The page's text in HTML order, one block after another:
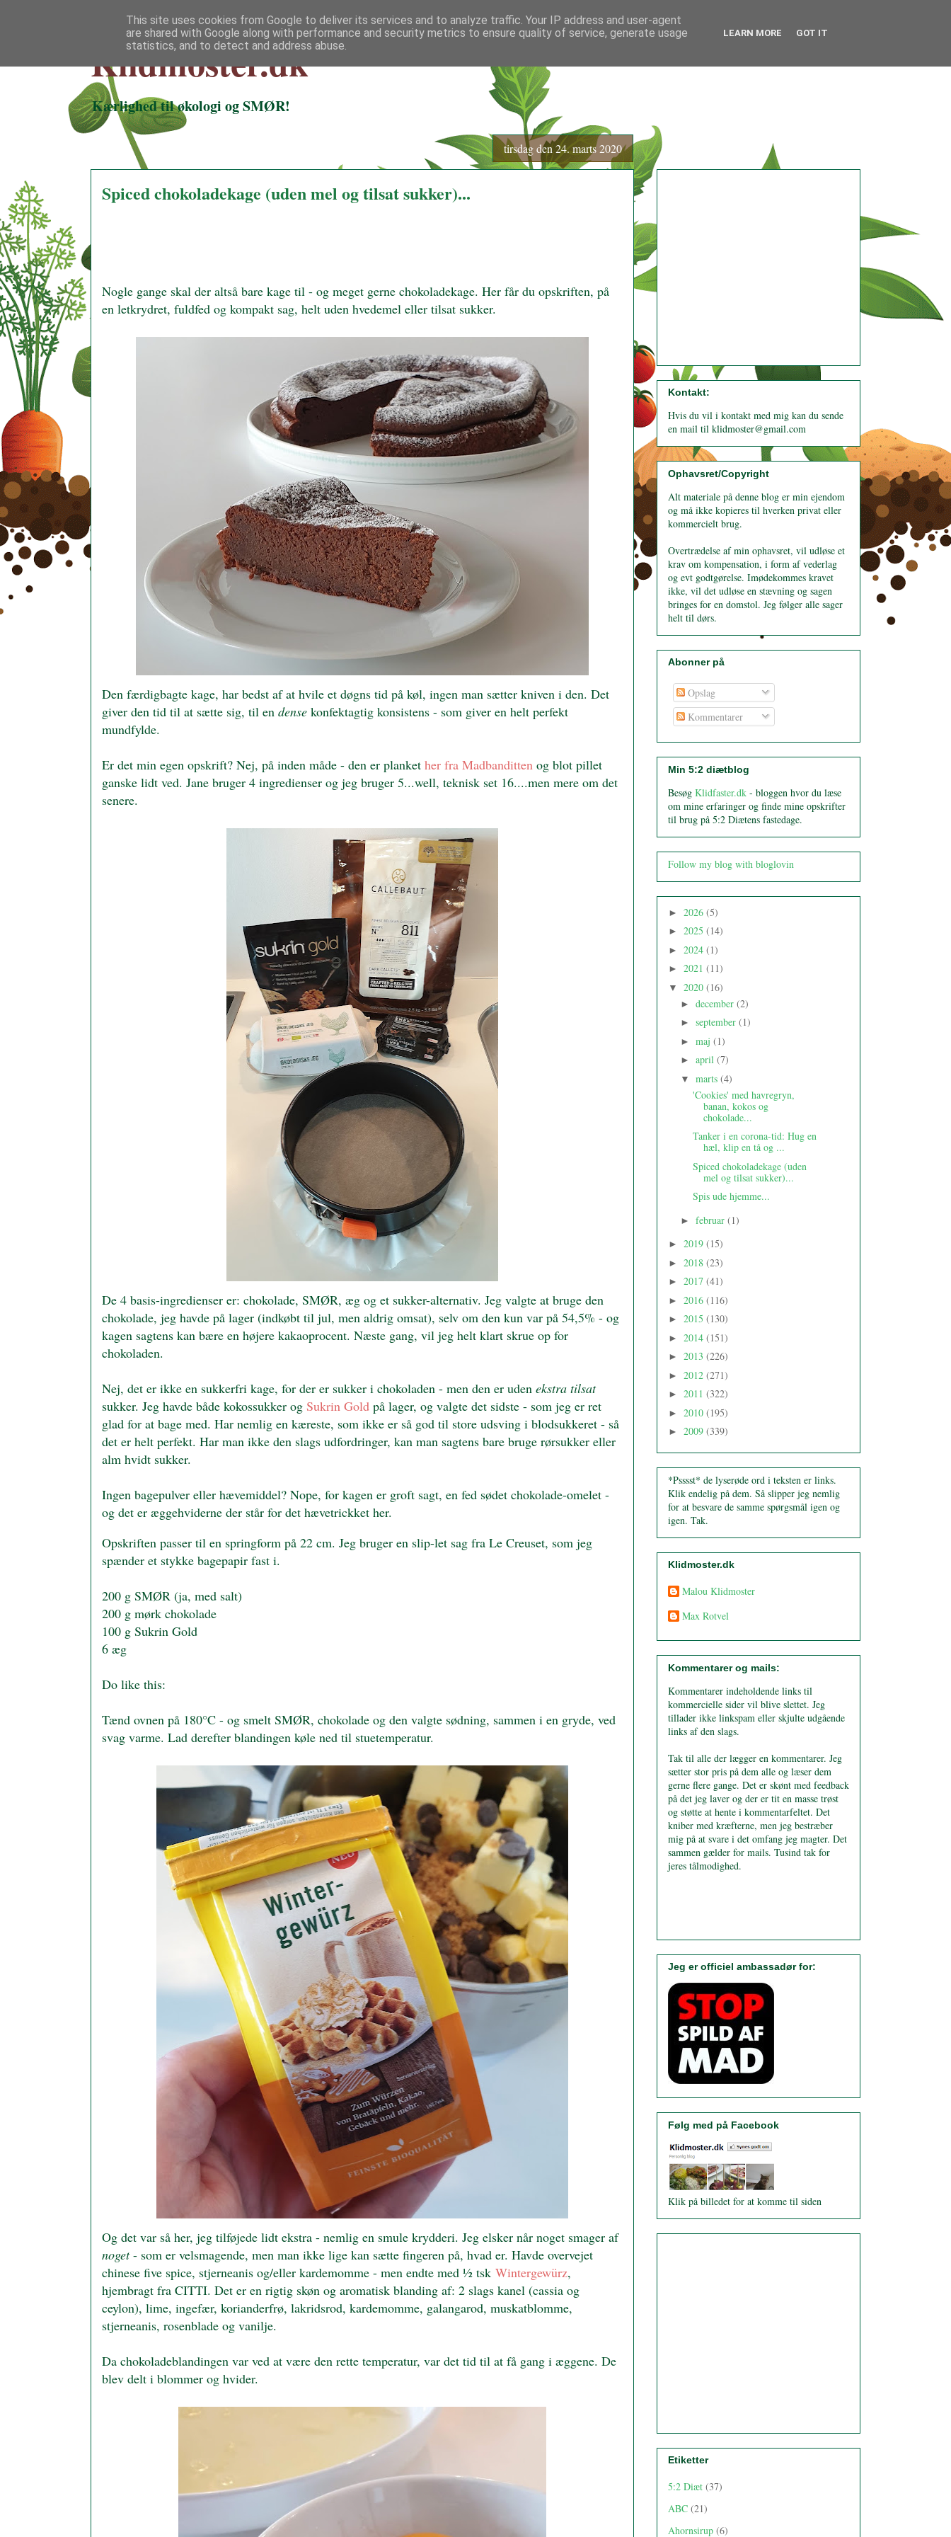
Klidmoster.dk
Kærlighed til økologi og SMØR!
tirsdag den 24. marts 2020
Spiced chokoladekage (uden mel og tilsat sukker)...
Nogle gange skal der altså bare kage til - og meget gerne chokoladekage. Her får du opskriften, på
en letkrydret, fuldfed og kompakt sag, helt uden hvedemel eller tilsat sukker.
Den færdigbagte kage, har bedst af at hvile et døgns tid på køl, ingen man sætter kniven i den. Det
giver den tid til at sætte sig, til en dense konfektagtig konsistens - som giver en helt perfekt
mundfylde.
Er det min egen opskrift? Nej, på inden måde - den er planket her fra Madbanditten og blot pillet
ganske lidt ved. Jane bruger 4 ingredienser og jeg bruger 5...well, teknisk set 16....men mere om det
senere.
De 4 basis-ingredienser er: chokolade, SMØR, æg og et sukker-alternativ. Jeg valgte at bruge den
chokolade, jeg havde på lager (indkøbt til jul, men aldrig omsat), selv om den kun var på 54,5% - og
kagen sagtens kan bære en højere kakaoprocent. Næste gang, vil jeg helt klart skrue op for
chokoladen.
Nej, det er ikke en sukkerfri kage, for der er sukker i chokoladen - men den er uden ekstra tilsat
sukker. Jeg havde både kokossukker og Sukrin Gold på lager, og valgte det sidste - som jeg er ret
glad for at bage med. Har nemlig en kæreste, som ikke er så god til store udsving i blodsukkeret - så
det er helt perfekt. Har man ikke den slags udfordringer, kan man sagtens bare bruge rørsukker eller
alm hvidt sukker.
Ingen bagepulver eller hævemiddel? Nope, for kagen er groft sagt, en fed sødet chokolade-omelet -
og det er æggehviderne der står for det hævetrickket her.
Opskriften passer til en springform på 22 cm. Jeg bruger en slip-let sag fra Le Creuset, som jeg
spænder et stykke bagepapir fast i.
200 g SMØR (ja, med salt)
200 g mørk chokolade
100 g Sukrin Gold
6 æg
Do like this:
Tænd ovnen på 180°C - og smelt SMØR, chokolade og den valgte sødning, sammen i en gryde, ved
svag varme. Lad derefter blandingen køle ned til stuetemperatur.
Og det var så her, jeg tilføjede lidt ekstra - nemlig en smule krydderi. Jeg elsker når noget smager af
noget- som er velsmagende, men man ikke lige kan sætte fingeren på, hvad er. Havde overvejet
chinese five spice, stjerneanis og/eller kardemomme - men endte med ½ tsk Wintergewürz,
hjembragt fra CITTI. Det er en rigtig skøn og aromatisk blanding af: 2 slags kanel (cassia og
ceylon), lime, ingefær, korianderfrø, lakridsrod, kardemomme, galangarod, muskatblomme,
stjerneanis, rosenblade og vanilje.
Da chokoladeblandingen var ved at være den rette temperatur, var det tid til at få gang i æggene. De
blev delt i blommer og hvider.
Kontakt:
Hvis du vil i kontakt med mig kan du sende
en mail til klidmoster@gmail.com
Ophavsret/Copyright
Alt materiale på denne blog er min ejendom
og må ikke kopieres til hverken privat eller
kommercielt brug.
Overtrædelse af min ophavsret, vil udløse et
krav om kompensation, i form af vederlag
og evt godtgørelse. Imødekommes kravet
ikke, vil det udløse en stævning og sagen
bringes for en domstol. Jeg følger alle sager
helt til dørs.
Abonner på
Opslag
Kommentarer
Min 5:2 diætblog
Besøg Klidfaster.dk - bloggen hvor du læse
om mine erfaringer og finde mine opskrifter
til brug på 5:2 Diætens fastedage.
Follow my blog with bloglovin
► 2026 (5)
► 2025 (14)
► 2024 (1)
► 2021 (11)
▼ 2020 (16)
► december (2)
► september (1)
► maj (1)
► april (7)
▼ marts (4)
'Cookies' med havregryn,
banan, kokos og
chokolade...
Tanker i en corona-tid: Hug en
hæl, klip en tå og ...
Spiced chokoladekage (uden
mel og tilsat sukker)...
Spis ude hjemme...
► februar (1)
► 2019 (15)
► 2018 (23)
► 2017 (41)
► 2016 (116)
► 2015 (130)
► 2014 (151)
► 2013 (226)
► 2012 (271)
► 2011 (322)
► 2010 (195)
► 2009 (339)
*Psssst* de lyserøde ord i teksten er links.
Klik endelig på dem. Så slipper jeg nemlig
for at besvare de samme spørgsmål igen og
igen. Tak.
Klidmoster.dk
Malou Klidmoster
Max Rotvel
Kommentarer og mails:
Kommentarer indeholdende links til
kommercielle sider vil blive slettet. Jeg
tillader ikke linkspam eller skjulte udgående
links af den slags.
Tak til alle der lægger en kommentarer. Jeg
sætter stor pris på dem alle og læser dem
gerne flere gange. Det er skønt med feedback
på det jeg laver og der er tit en masse trøst
og støtte at hente i kommentarfeltet. Det
kniber med kræfterne, men jeg bestræber
mig på at svare i det omfang jeg magter. Det
sammen gælder for mails. Tusind tak for
jeres tålmodighed.
Jeg er officiel ambassadør for:
Følg med på Facebook
Klik på billedet for at komme til siden
Etiketter
5:2 Diæt (37)
ABC (21)
Ahornsirup (6)
This site uses cookies from Google to deliver its services and to analyze traffic. Your IP address and user-agent
are shared with Google along with performance and security metrics to ensure quality of service, generate usage
statistics, and to detect and address abuse.
LEARN MORE GOT IT